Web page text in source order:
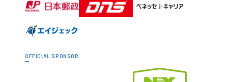
OFFICIAL SPONSOR